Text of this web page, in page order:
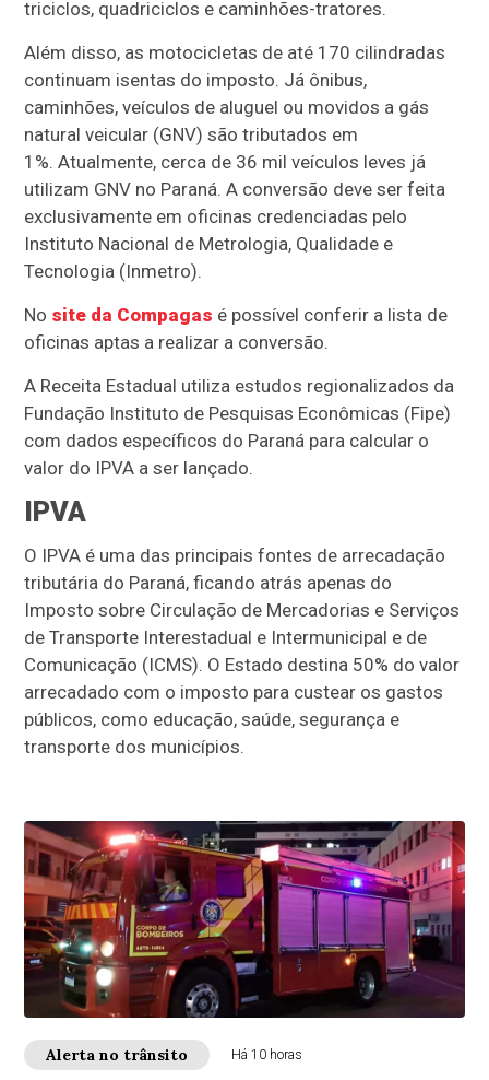
triciclos, quadriciclos e caminhões-tratores.
Além disso, as motocicletas de até 170 cilindradas
continuam isentas do imposto. Já ônibus,
caminhões, veículos de aluguel ou movidos a gás
natural veicular (GNV) são tributados em
1%. Atualmente, cerca de 36 mil veículos leves já
utilizam GNV no Paraná. A conversão deve ser feita
exclusivamente em oficinas credenciadas pelo
Instituto Nacional de Metrologia, Qualidade e
Tecnologia (Inmetro).
No site da Compagas é possível conferir a lista de
oficinas aptas a realizar a conversão.
A Receita Estadual utiliza estudos regionalizados da
Fundação Instituto de Pesquisas Econômicas (Fipe)
com dados específicos do Paraná para calcular o
valor do IPVA a ser lançado.
IPVA
O IPVA é uma das principais fontes de arrecadação
tributária do Paraná, ficando atrás apenas do
Imposto sobre Circulação de Mercadorias e Serviços
de Transporte Interestadual e Intermunicipal e de
Comunicação (ICMS). O Estado destina 50% do valor
arrecadado com o imposto para custear os gastos
públicos, como educação, saúde, segurança e
transporte dos municípios.
Alerta no trânsito Há 10 horas